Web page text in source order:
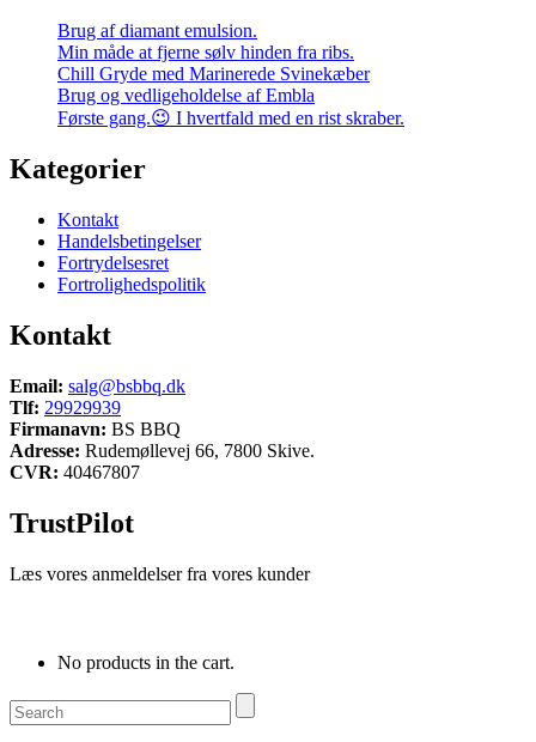
Brug af diamant emulsion.
Min måde at fjerne sølv hinden fra ribs.
Chill Gryde med Marinerede Svinekæber
Brug og vedligeholdelse af Embla
Første gang.😉 I hvertfald med en rist skraber.
Kategorier
Kontakt
Handelsbetingelser
Fortrydelsesret
Fortrolighedspolitik
Kontakt
Email: salg@bsbbq.dk
Tlf: 29929939
Firmanavn: BS BBQ
Adresse: Rudemøllevej 66, 7800 Skive.
CVR: 40467807
TrustPilot
Læs vores anmeldelser fra vores kunder
No products in the cart.